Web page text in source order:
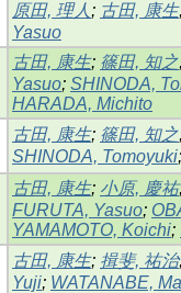
原田, 理人 ; 古田, 康生
Yasuo
古田, 康生; 篠田, 知之
Yasuo; SHINODA,
HARADA, Michito
古田, 康生; 篠田, 知之
SHINODA, Tomoyuki;
古田, 康生; 小原, 慶祐
FURUTA, Yasuo;
YAMAMOTO, Koichi;
古田, 康生; 揖斐, 祐治
Yuji; WATANABE,